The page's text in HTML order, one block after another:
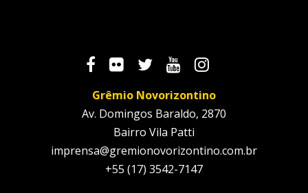
Grêmio Novorizontino
Av. Domingos Baraldo, 2870
Bairro Vila Patti
imprensa@gremionovorizontino.com.br
+55 (17) 3542-7147